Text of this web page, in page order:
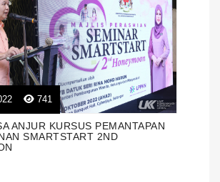
741
ANJUR KURSUS PEMANTAPAN
SMARTSTART 2ND